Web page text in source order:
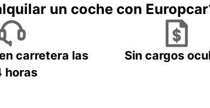
un coche con
carretera las
horas
Sin cargos